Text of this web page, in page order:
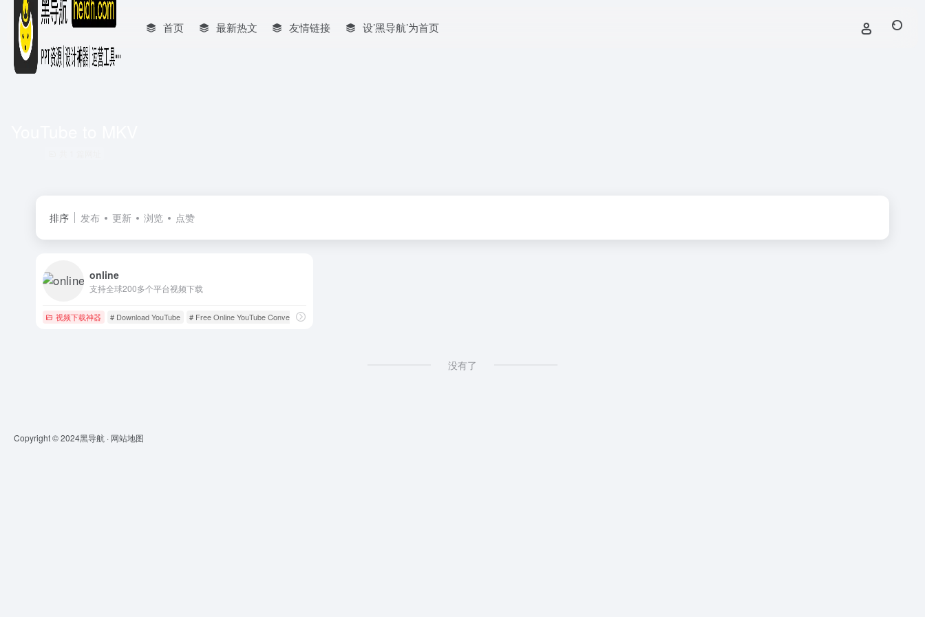
首页 最新热文 友情链接 设’黑导航’为首页
排序 发布 更新 浏览 点赞
online
支持全球200多个平台视频下载
视频下载神器 # Download YouTube # Free Online YouTube Convert and Download
没有了
Copyright © 2024黑导航 · 网站地图